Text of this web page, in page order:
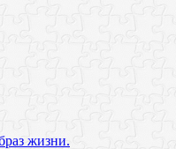
жизни.